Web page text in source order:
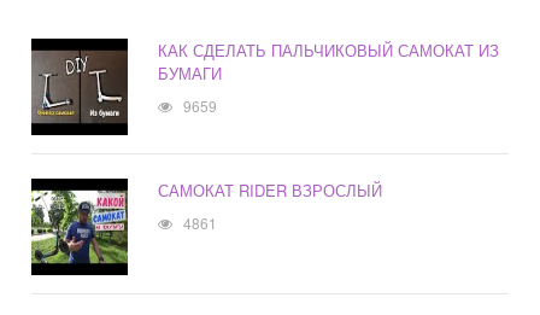
КАК СДЕЛАТЬ ПАЛЬЧИКОВЫЙ САМОКАТ ИЗ
БУМАГИ
9659
САМОКАТ RIDER ВЗРОСЛЫЙ
4861